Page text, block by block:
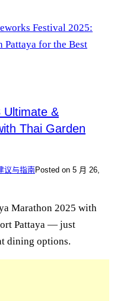
Festival 2025:
Pattaya for the Best
Ultimate &
Thai Garden
议与指南Posted on 5 月 26,
Marathon 2025 with
Pattaya — just
dining options.